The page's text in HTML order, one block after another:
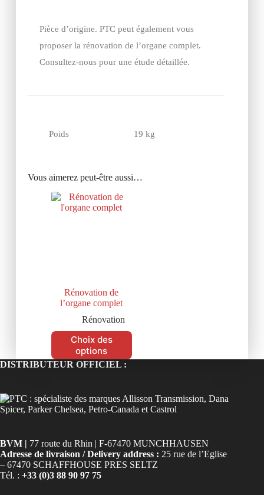
Pièce d’origine. PTC peut également vous
proposer la rénovation de l’organe complet.
Consultez-nous pour une étude détaillée.
Poids 19 kg
Vous aimerez peut-être aussi…
Rénovation de
l’organe complet
Rénovation
Choix des
options
DISTRIBUTEUR OFFICIEL :
BVM | 77 route du Rhin | F-67470 MUNCHHAUSEN
Adresse de livraison / Delivery address : 25 rue de l’Eglise
– 67470 SCHAFFHOUSE PRES SELTZ
Tél. : +33 (0)3 88 90 97 75